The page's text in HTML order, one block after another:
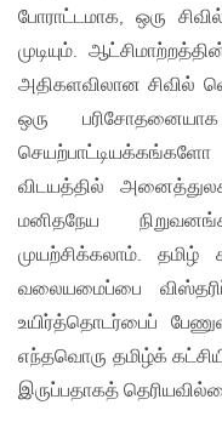
போராட்டமாக, ஒரு
முடியும்.
அதிகளவிலான சிவில்
ஒரு
விடயத்தில்
மனிதநேய
முயற்சிக்கலாம்.
வலையமைப்பை
உயிர்த்தொடர்பைப்
எந்தவொரு தமிழ்க்
இருப்பதாகத்